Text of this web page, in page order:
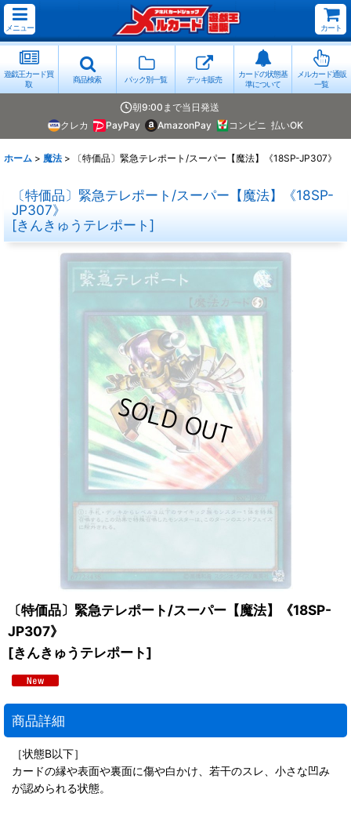
メニュー カート
遊戯王カード買
取
商品検索 パック別一覧 デッキ販売
カードの状態基
準について
メルカード通販
一覧
朝9:00まで当日発送
クレカ
PayPay AmazonPay コンビニ 払いOK
ホーム > 魔法 > 〔特価品〕緊急テレポート/スーパー【魔法】《18SP-JP307》
〔特価品〕緊急テレポート/スーパー【魔法】《18SP-
JP307》
[きんきゅうテレポート]
〔特価品〕緊急テレポート/スーパー【魔法】《18SP-
JP307》
[きんきゅうテレポート]
商品詳細
［状態B以下］
カードの縁や表面や裏面に傷や白かけ、若干のスレ、小さな凹み
が認められる状態。